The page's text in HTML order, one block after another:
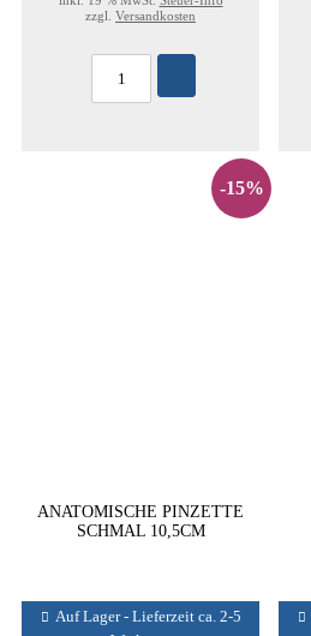
zzgl. Versandkosten
-15%
ANATOMISCHE PINZETTE
SCHMAL 10,5CM
Auf Lager - Lieferzeit ca. 2-5